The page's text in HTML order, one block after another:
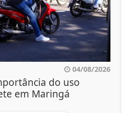
04/08/2026
do uso
em Maringá